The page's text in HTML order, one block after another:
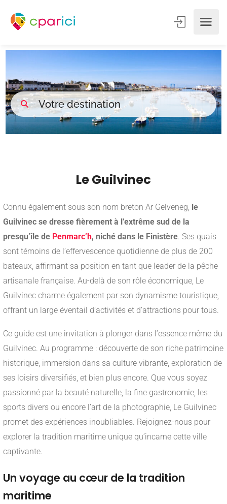
Le Guilvinec
Connu également sous son nom breton Ar Gelveneg, le
Guilvinec se dresse fièrement à l’extrême sud de la
presqu’île de Penmarc’h, niché dans le Finistère. Ses quais
sont témoins de l’effervescence quotidienne de plus de 200
bateaux, affirmant sa position en tant que leader de la pêche
artisanale française. Au-delà de son rôle économique, Le
Guilvinec charme également par son dynamisme touristique,
offrant un large éventail d’activités et d’attractions pour tous.
Ce guide est une invitation à plonger dans l’essence même du
Guilvinec. Au programme : découverte de son riche patrimoine
historique, immersion dans sa culture vibrante, exploration de
ses loisirs diversifiés, et bien plus encore. Que vous soyez
passionné par la beauté naturelle, la fine gastronomie, les
sports divers ou encore l’art de la photographie, Le Guilvinec
promet des expériences inoubliables. Rejoignez-nous pour
explorer la tradition maritime unique qu’incarne cette ville
captivante.
Un voyage au cœur de la tradition
maritime